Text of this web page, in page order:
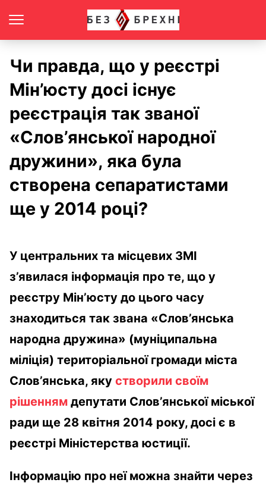
Чи правда, що у реєстрі
Мін’юсту досі існує
реєстрація так званої
«Слов’янської народної
дружини», яка була
створена сепаратистами
ще у 2014 році?
У центральних та місцевих ЗМІ
з’явилася інформація про те, що у
реєстру Мін’юсту до цього часу
знаходиться так звана «Слов’янська
народна дружина» (муніципальна
міліція) територіальної громади міста
Слов’янська, яку створили своїм
рішенням депутати Слов’янської міської
ради ще 28 квітня 2014 року, досі є в
реєстрі Міністерства юстиції.
Інформацію про неї можна знайти через